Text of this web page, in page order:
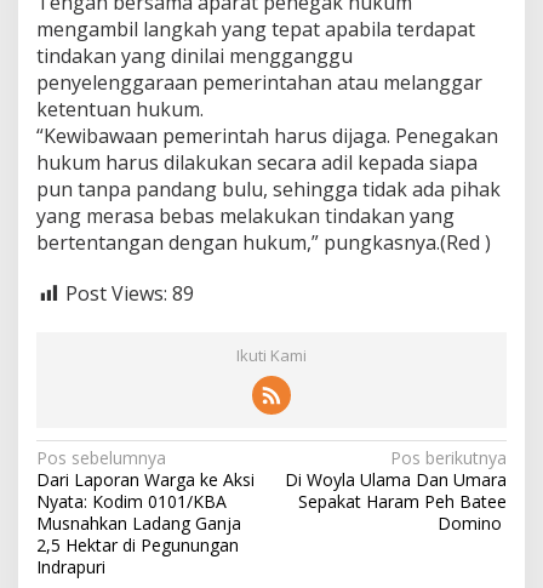
mengambil langkah yang tepat apabila terdapat
tindakan yang dinilai mengganggu
penyelenggaraan pemerintahan atau melanggar
ketentuan hukum.
“Kewibawaan pemerintah harus dijaga. Penegakan
hukum harus dilakukan secara adil kepada siapa
pun tanpa pandang bulu, sehingga tidak ada pihak
yang merasa bebas melakukan tindakan yang
bertentangan dengan hukum,” pungkasnya.(Red )
Post Views: 89
Ikuti Kami
N
a
v
i
Pos sebelumnya
Dari Laporan Warga ke Aksi
Nyata: Kodim 0101/KBA
Musnahkan Ladang Ganja
2,5 Hektar di Pegunungan
Indrapuri
Pos berikutnya
Di Woyla Ulama Dan Umara
Sepakat Haram Peh Batee
Domino